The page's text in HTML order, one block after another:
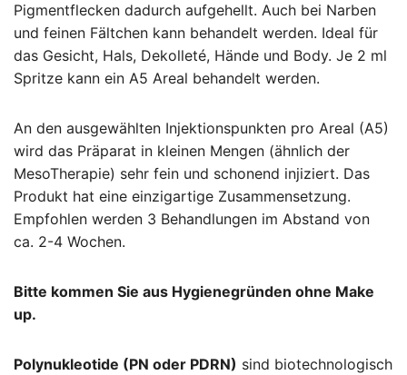
Pigmentflecken dadurch aufgehellt. Auch bei Narben
und feinen Fältchen kann behandelt werden. Ideal für
das Gesicht, Hals, Dekolleté, Hände und Body. Je 2 ml
Spritze kann ein A5 Areal behandelt werden.
An den ausgewählten Injektionspunkten pro Areal (A5)
wird das Präparat in kleinen Mengen (ähnlich der
MesoTherapie) sehr fein und schonend injiziert. Das
Produkt hat eine einzigartige Zusammensetzung.
Empfohlen werden 3 Behandlungen im Abstand von
ca. 2-4 Wochen.
Bitte kommen Sie aus Hygienegründen ohne Make
up.
Polynukleotide (PN oder PDRN) sind biotechnologisch